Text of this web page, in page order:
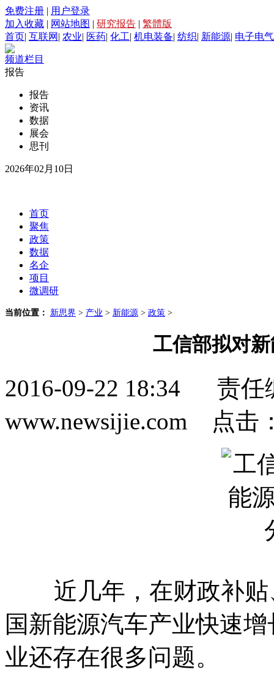
免费注册 | 用户登录
加入收藏 | 网站地图 | 研究报告 | 繁體版
首页| 互联网 | 农业| 医药| 化工| 机电装备| 纺织| 新能源| 电子电气
频道栏目
报告
报告
资讯
数据
展会
思刊
2026年02月10日
首页
聚焦
政策
数据
名企
项目
微调研
当前位置： 新思界 > 产业 > 新能源 > 政策 >
工信部拟对
2016-09-22 18:34 责
www.newsijie.com 点击
近几年，在财政补贴
国新能源汽车产业快速
业还存在很多问题。